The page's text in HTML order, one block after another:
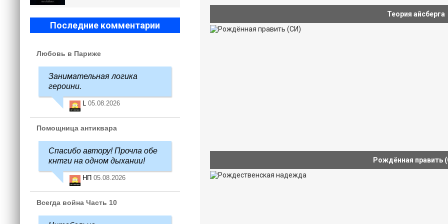
Теория айсберга
Рождённая править
Последние комментарии
Любовь в Париже
Занимательная логика
героини.
L 05.08.2026
Помощница антиквара
Спасибо автору! Прочла обе
кнтги на одном дыхании!
НП 05.08.2026
Всегда война Часть 10